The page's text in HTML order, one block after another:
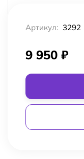
Артикул: 3292
9 950 ₽